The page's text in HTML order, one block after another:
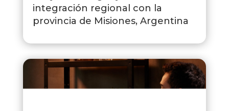
integración regional con la
provincia de Misiones, Argentina